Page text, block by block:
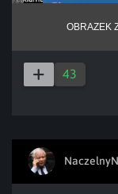
OBRAZEK
43
NaczelnyN